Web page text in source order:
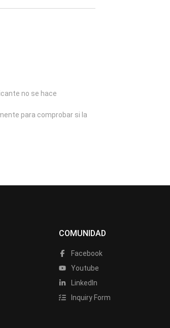
no se hace
para comprobar si la
COMUNIDAD
Facebook
Youtube
LinkedIn
Inquiry Form